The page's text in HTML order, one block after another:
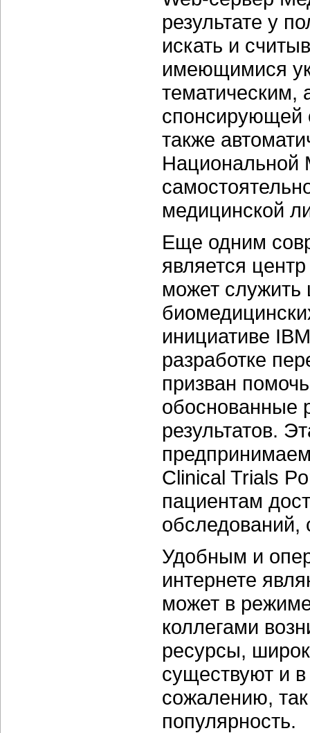
результате у
искать и
имеющимися
тематическим,
спонсирующей
также
Национальной
медицинской
Еще одним
является
может служить
инициативе
разработке
призван
обоснованные
результатов.
Clinical Trials
пациентам
обследований,
Удобным и
интернете
может в
коллегами
ресурсы,
существуют и
сожалению,
популярность.